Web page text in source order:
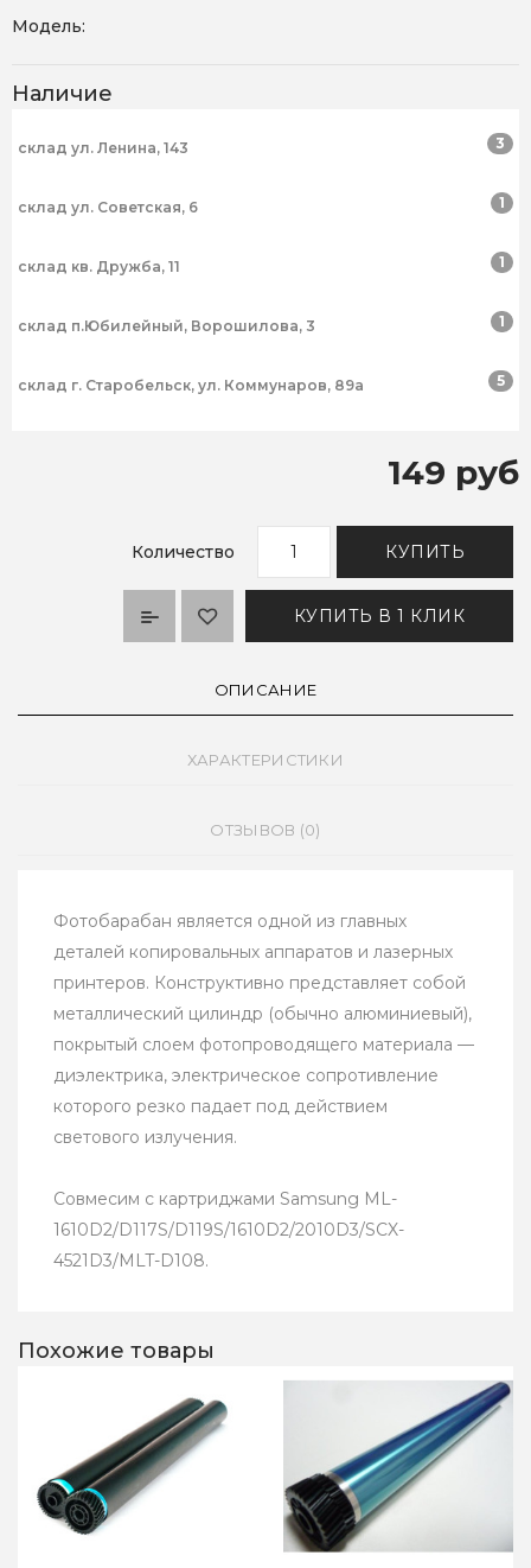
Модель:
Наличие
склад ул. Ленина, 143 3
склад ул. Советская, 6 1
склад кв. Дружба, 11 1
склад п.Юбилейный, Ворошилова, 3 1
склад г. Старобельск, ул. Коммунаров, 89а 5
149 руб
Количество КУПИТЬ
КУПИТЬ В 1 КЛИК
ОПИСАНИЕ
ХАРАКТЕРИСТИКИ
ОТЗЫВОВ (0)
Фотобарабан является одной из главных
деталей копировальных аппаратов и лазерных
принтеров. Конструктивно представляет собой
металлический цилиндр (обычно алюминиевый),
покрытый слоем фотопроводящего материала —
диэлектрика, электрическое сопротивление
которого резко падает под действием
светового излучения.
Совмесим с картриджами Samsung ML-
1610D2/D117S/D119S/1610D2/2010D3/SCX-
4521D3/MLT-D108.
Похожие товары